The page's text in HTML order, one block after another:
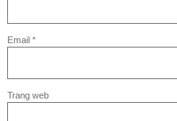
Email *
Trang web